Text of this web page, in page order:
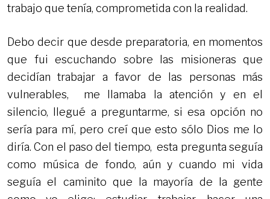
trabajo que tenía, comprometida con la realidad.
Debo decir que desde preparatoria, en momentos
que fui escuchando sobre las misioneras que
decidían trabajar a favor de las personas más
vulnerables, me llamaba la atención y en el
silencio, llegué a preguntarme, si esa opción no
sería para mí, pero creí que esto sólo Dios me lo
diría. Con el paso del tiempo, esta pregunta seguía
como música de fondo, aún y cuando mi vida
seguía el caminito que la mayoría de la gente